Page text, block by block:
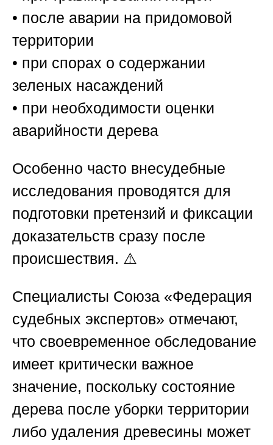
• после аварии на придомовой
территории
• при спорах о содержании
зеленых насаждений
• при необходимости оценки
аварийности дерева
Особенно часто внесудебные
исследования проводятся для
подготовки претензий и фиксации
доказательств сразу после
происшествия. ⚠️
Специалисты Союза «Федерация
судебных экспертов» отмечают,
что своевременное обследование
имеет критически важное
значение, поскольку состояние
дерева после уборки территории
либо удаления древесины может